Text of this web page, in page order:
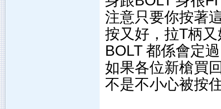
注意只要你按著
按又好，拉T柄
BOLT 都係會定
如果各位新槍買
不是不小心被按